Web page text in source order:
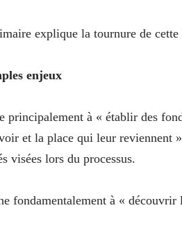
explique la tournure de cette
enjeux
principalement à « établir des
et la place qui leur reviennent
visées lors du processus.
fondamentalement à «